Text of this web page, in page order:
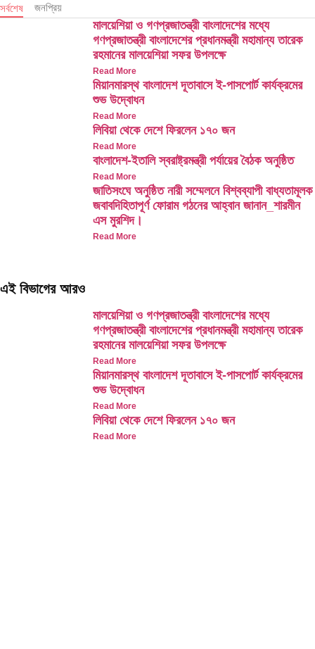
সর্বশেষ জনপ্রিয়
মালয়েশিয়া ও গণপ্রজাতন্ত্রী বাংলাদেশের মধ্যে
গণপ্রজাতন্ত্রী বাংলাদেশের প্রধানমন্ত্রী মহামান্য তারেক
রহমানের মালয়েশিয়া সফর উপলক্ষে
Read More
মিয়ানমারস্থ বাংলাদেশ দূতাবাসে ই-পাসপোর্ট কার্যক্রমের
শুভ উদ্বোধন
Read More
লিবিয়া থেকে দেশে ফিরলেন ১৭০ জন
Read More
বাংলাদেশ-ইতালি স্বরাষ্ট্রমন্ত্রী পর্যায়ের বৈঠক অনুষ্ঠিত
Read More
জাতিসংঘে অনুষ্ঠিত নারী সম্মেলনে বিশ্বব্যাপী বাধ্যতামূলক
জবাবদিহিতাপূর্ণ ফোরাম গঠনের আহ্বান জানান_শারমীন
এস মুরশিদ।
Read More
এই বিভাগের আরও
মালয়েশিয়া ও গণপ্রজাতন্ত্রী বাংলাদেশের মধ্যে
গণপ্রজাতন্ত্রী বাংলাদেশের প্রধানমন্ত্রী মহামান্য তারেক
রহমানের মালয়েশিয়া সফর উপলক্ষে
Read More
মিয়ানমারস্থ বাংলাদেশ দূতাবাসে ই-পাসপোর্ট কার্যক্রমের
শুভ উদ্বোধন
Read More
লিবিয়া থেকে দেশে ফিরলেন ১৭০ জন
Read More